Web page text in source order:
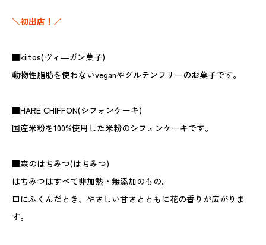
＼初出店！／
■kiitos(ヴィ―ガン菓子)
動物性脂肪を使わないveganやグルテンフリーのお菓子です。
■HARE CHIFFON(シフォンケーキ)
国産米粉を100%使用した米粉のシフォンケーキです。
■森のはちみつ(はちみつ)
はちみつはすべて非加熱・無添加のもの。
口にふくんだとき、やさしい甘さとともに花の香りが広がりま
す。